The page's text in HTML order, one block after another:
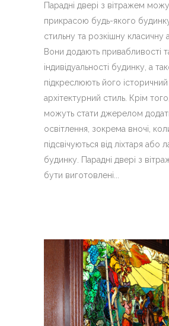
Парадні двері з вітражем
прикрасою будь-якого
стильну та розкішну
Вони додають привабливості
індивідуальності будинку, а
підкреслюють його
архітектурний стиль. Крім
можуть стати джерелом
освітлення, зокрема вночі,
підсвічуються від ліхтаря або
будинку. Парадні двері з
бути виготовлені...